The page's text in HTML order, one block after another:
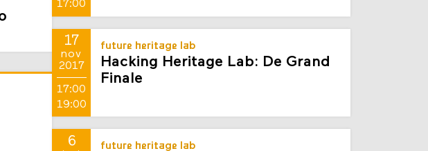
15:30
17
nov
2017
17:00
future heritage lab
Hacking Heritage Lab: De Grand